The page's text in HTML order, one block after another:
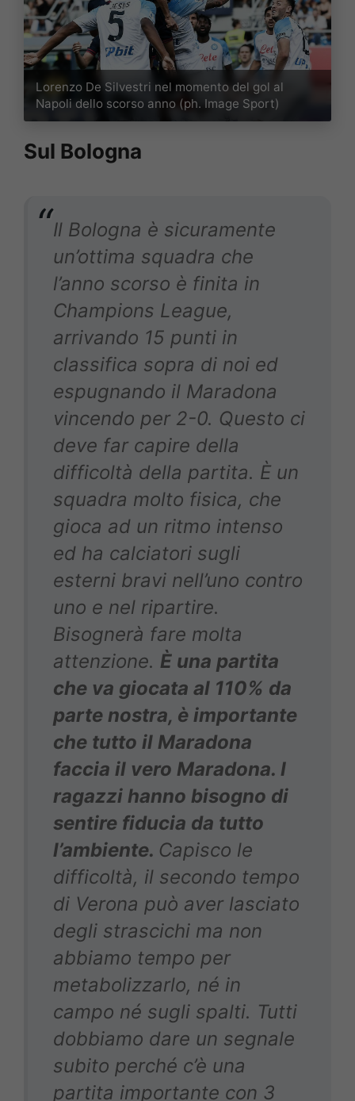
Lorenzo De Silvestri nel momento del gol al
Napoli dello scorso anno (ph. Image Sport)
Sul Bologna
Il Bologna è sicuramente
un’ottima squadra che
l’anno scorso è finita in
Champions League,
arrivando 15 punti in
classifica sopra di noi ed
espugnando il Maradona
vincendo per 2-0. Questo ci
deve far capire della
difficoltà della partita. È un
squadra molto fisica, che
gioca ad un ritmo intenso
ed ha calciatori sugli
esterni bravi nell’uno contro
uno e nel ripartire.
Bisognerà fare molta
attenzione. È una partita
che va giocata al 110% da
parte nostra, è importante
che tutto il Maradona
faccia il vero Maradona. I
ragazzi hanno bisogno di
sentire fiducia da tutto
l’ambiente. Capisco le
difficoltà, il secondo tempo
di Verona può aver lasciato
degli strascichi ma non
abbiamo tempo per
metabolizzarlo, né in
campo né sugli spalti. Tutti
dobbiamo dare un segnale
subito perché c’è una
partita importante con 3